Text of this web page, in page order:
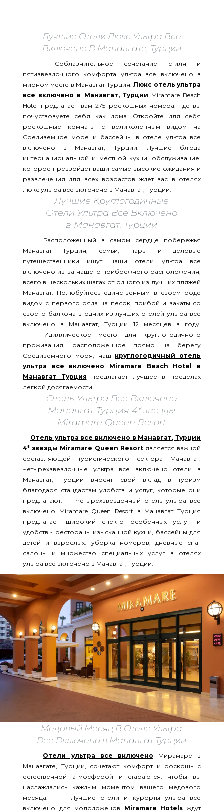
Лучшие Отели Люкс Ультра Все
Включено В Манавгате, Турции
Соблазнительное сочетание стиля и
пятизвездочного комфорта ультра все включено в
мирном месте в Манавгат Турция.Люкс отель ультра
все включено в Манавгат, Турции Miramare Beach
Hotel предлагает вам 275 роскошных номера. где вы
почуствовуете себя как дома. Откройте для себя
роскошные комнаты с великолепным видом на
Средиземное море и бассейны в отеле ультра все
включено в Манавгат, Турции. Лучшие блюда
интернациональной и местной кухни, обслуживание.
которое превзойдет ваши самые высокие ожидания и
развлечения для всех возрастов ждет вас в отелях
люкс ультра все включено в Манавгат, Турции.
Лучшие Круглогодичные
Отели Ультра Все Включено
в Манавгат, Турции
Расположенный в самом сердце побережья
Манавгат Турция, семьи, пары и деловые
путешественники ищут наши отели ультра все
включено из-за нашего прибрежного расположения,
всего в нескольких шагах от одного из лучших пляжей
Манавгат. Полюбуйтесь единственным в своем роде
видом с первого ряда на песок, прибой и закаты со
своего балкона в одних из лучших отелей ультра все
включено в Манавгат, Турции 12 месяцев в году.
Идиллическое место для круглогодичного
проживания, расположенное прямо на берегу
Средиземного моря, наш круглогодичный отель
ультра все включено Miramare Beach Hotel в
Манавгат Турция предлагает лучшее в пределах
легкой досягаемости.
Отель Ультра Все Включено
Манавгат Турция 4* звезды
Miramare Queen Resort
Отель ультра все включено в Манавгат, Турции
4* звезды Miramare Queen Resortявляется важной
составляющей туристического сектора Манавгат.
Четырехзвездочные ультра все включено отели в
Манавгат, Турции вносят свой вклад в туризм
благодаря стандартам удобств и услуг, которые они
предлагают. Четырехзвездочный отель ультра все
включено Miramare Queen Resort в Манавгат Турция
предлагает широкий спектр особенных услуг и
удобств - рестораны изысканной кухни, бассейны для
детей и взрослых. уборка номеров, дневные спа-
салоны и множество специальных услуг в отелях
ультра все включено в Манавгат, Турции.
Медовый Месяц В Отеле Ультра
Все Включено в Манавгат Турции
Отели ультра все включено Мирамаре в
Манавгате, Турции, сочетают комфорт и роскошь с
естественной атмосферой и стараются. чтобы вы
наслаждались каждым моментом вашего медового
месяца. Лучшие отели и курорты ультра все
включено для молодоженов Miramare Hotels ждут